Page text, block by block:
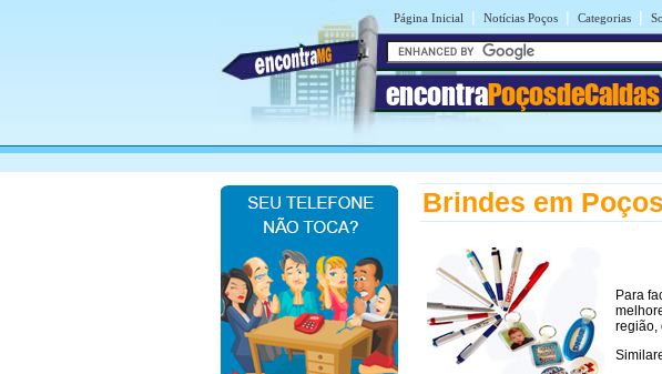
Página Inicial | Notícias Poços | Categorias |
encontraPoçosdeCaldas
Brindes em
Para
região,